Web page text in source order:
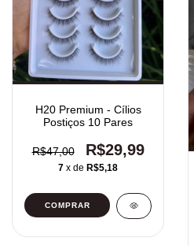
H20 Premium - Cílios
Postiços 10 Pares
R$47,00 R$29,99
7 x de R$5,18